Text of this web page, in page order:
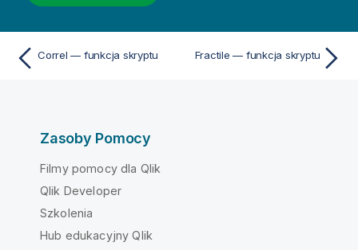
Correl — funkcja skryptu Fractile — funkcja skryptu
Zasoby Pomocy
Filmy pomocy dla Qlik
Qlik Developer
Szkolenia
Hub edukacyjny Qlik